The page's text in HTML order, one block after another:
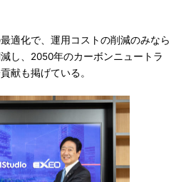
適化で、運用コストの削減のみなら
し、2050年のカーボンニュートラ
献も掲げている。